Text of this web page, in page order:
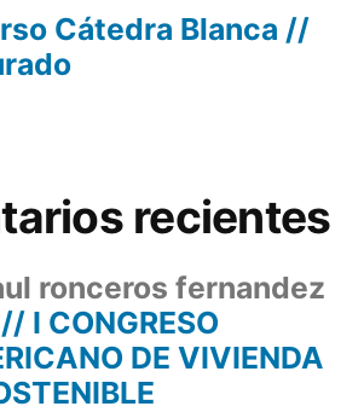
Cátedra Blanca //
recientes
ronceros fernandez
I CONGRESO
DE VIVIENDA